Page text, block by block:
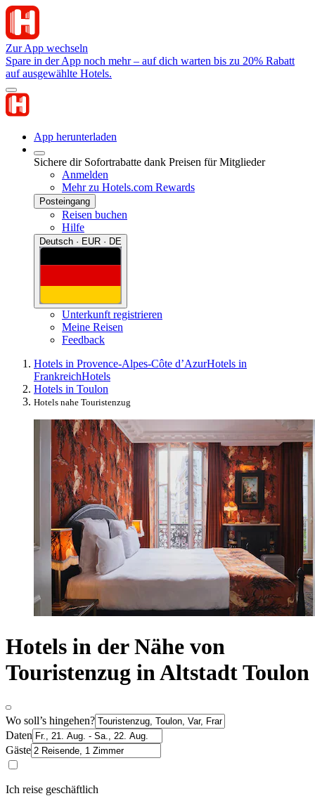
Zur App wechseln
Spare in der App noch mehr – auf dich warten bis zu 20% Rabatt
auf ausgewählte Hotels.
App herunterladen
Sichere dir Sofortrabatte dank Preisen für Mitglieder
Anmelden
Mehr zu Hotels.com Rewards
Posteingang
Reisen buchen
Hilfe
Deutsch · EUR · DE
Unterkunft registrieren
Meine Reisen
Feedback
Hotels in Provence-Alpes-Côte d’AzurHotels in
FrankreichHotels
Hotels in Toulon
Hotels nahe Touristenzug
Hotels in der Nähe von
Touristenzug in Altstadt Toulon
Wo soll’s hingehen?
Daten
Gäste
Ich reise geschäftlich